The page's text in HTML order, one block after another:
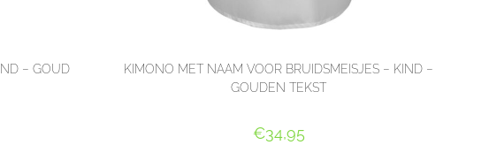
– GOUD
KIMONO MET NAAM VOOR BRUIDSMEISJES – KIND –
GOUDEN TEKST
€34,95